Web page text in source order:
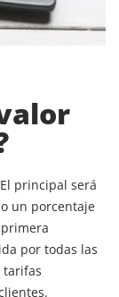
principal será
un porcentaje
por todas las
tarifas